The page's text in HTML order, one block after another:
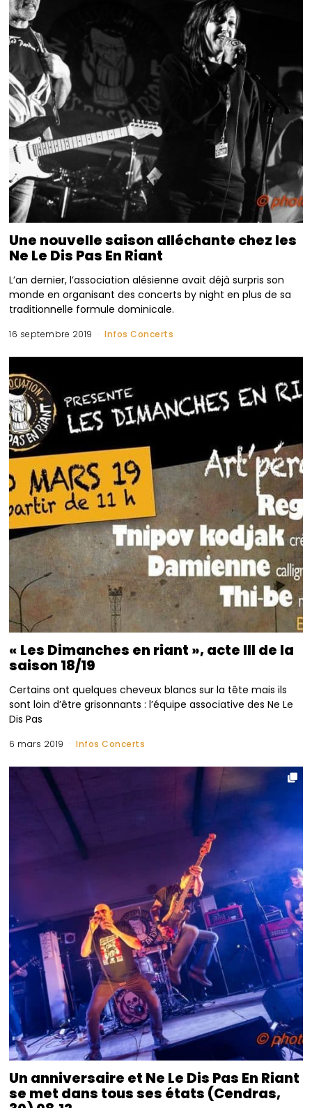
Une nouvelle saison alléchante chez les
Ne Le Dis Pas En Riant
L’an dernier, l’association alésienne avait déjà surpris son
monde en organisant des concerts by night en plus de sa
traditionnelle formule dominicale.
16 septembre 2019 Infos Concerts
« Les Dimanches en riant », acte III de la
saison 18/19
Certains ont quelques cheveux blancs sur la tête mais ils
sont loin d’être grisonnants : l’équipe associative des Ne Le
Dis Pas
6 mars 2019 Infos Concerts
Un anniversaire et Ne Le Dis Pas En Riant
se met dans tous ses états (Cendras,